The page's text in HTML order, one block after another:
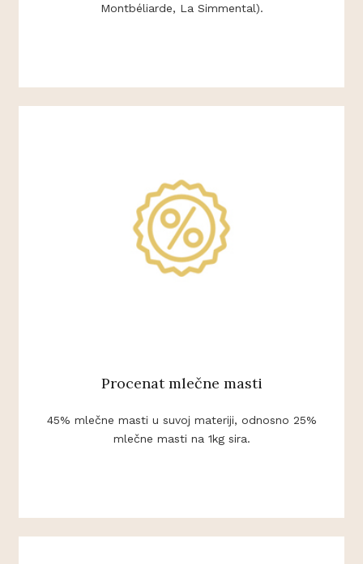
Montbéliarde, La Simmental).
Procenat mlečne masti
45% mlečne masti u suvoj materiji, odnosno 25%
mlečne masti na 1kg sira.